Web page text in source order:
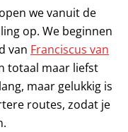
we vanuit de
op. We beginnen
van Franciscus van
totaal maar liefst
maar gelukkig is
routes, zodat je